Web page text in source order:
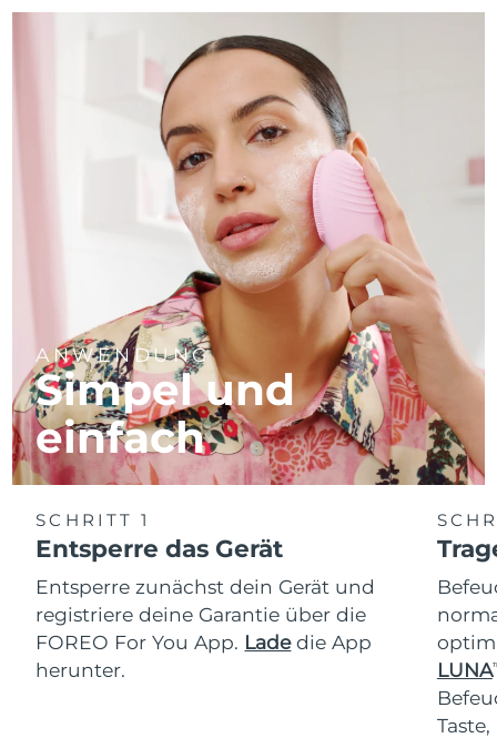
ANWENDUNG
Simpel und
einfach
SCHRITT 1
Entsperre das Gerät
Entsperre zunächst dein Gerät und
registriere deine Garantie über die
FOREO For You App. Ladedie App
herunter.
LUNA